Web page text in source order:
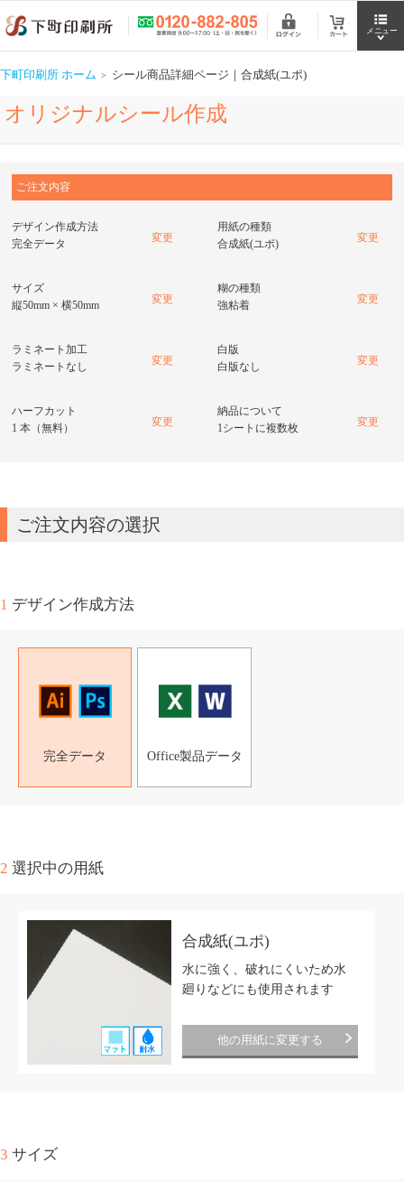
下町印刷所 ホーム シール商品詳細ページ｜合成紙(ユポ)
オリジナルシール作成
ご注文内容の選択
1 デザイン作成方法
完全データ Office製品データ
2 選択中の用紙
合成紙(ユポ)
水に強く、破れにくいため水
廻りなどにも使用されます
他の用紙に変更する
3 サイズ
ご注文内容
変更
デザイン作成方法
完全データ
変更
用紙の種類
合成紙(ユポ)
変更
サイズ
縦50mm × 横50mm
変更
糊の種類
強粘着
変更
ラミネート加工
ラミネートなし
変更
白版
白版なし
変更
ハーフカット
1 本（無料）
変更
納品について
1シートに複数枚